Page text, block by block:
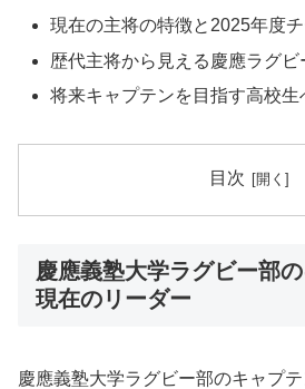
現在の主将の特徴と2025年度
歴代主将から見える慶應ラグビ
将来キャプテンを目指す高校生
目次
慶應義塾大学ラグビー部
現在のリーダー
慶應義塾大学ラグビー部のキャプ